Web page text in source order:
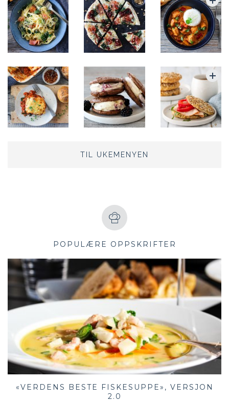
TIL UKEMENYEN
POPULÆRE OPPSKRIFTER
«VERDENS BESTE FISKESUPPE», VERSJON
2.0